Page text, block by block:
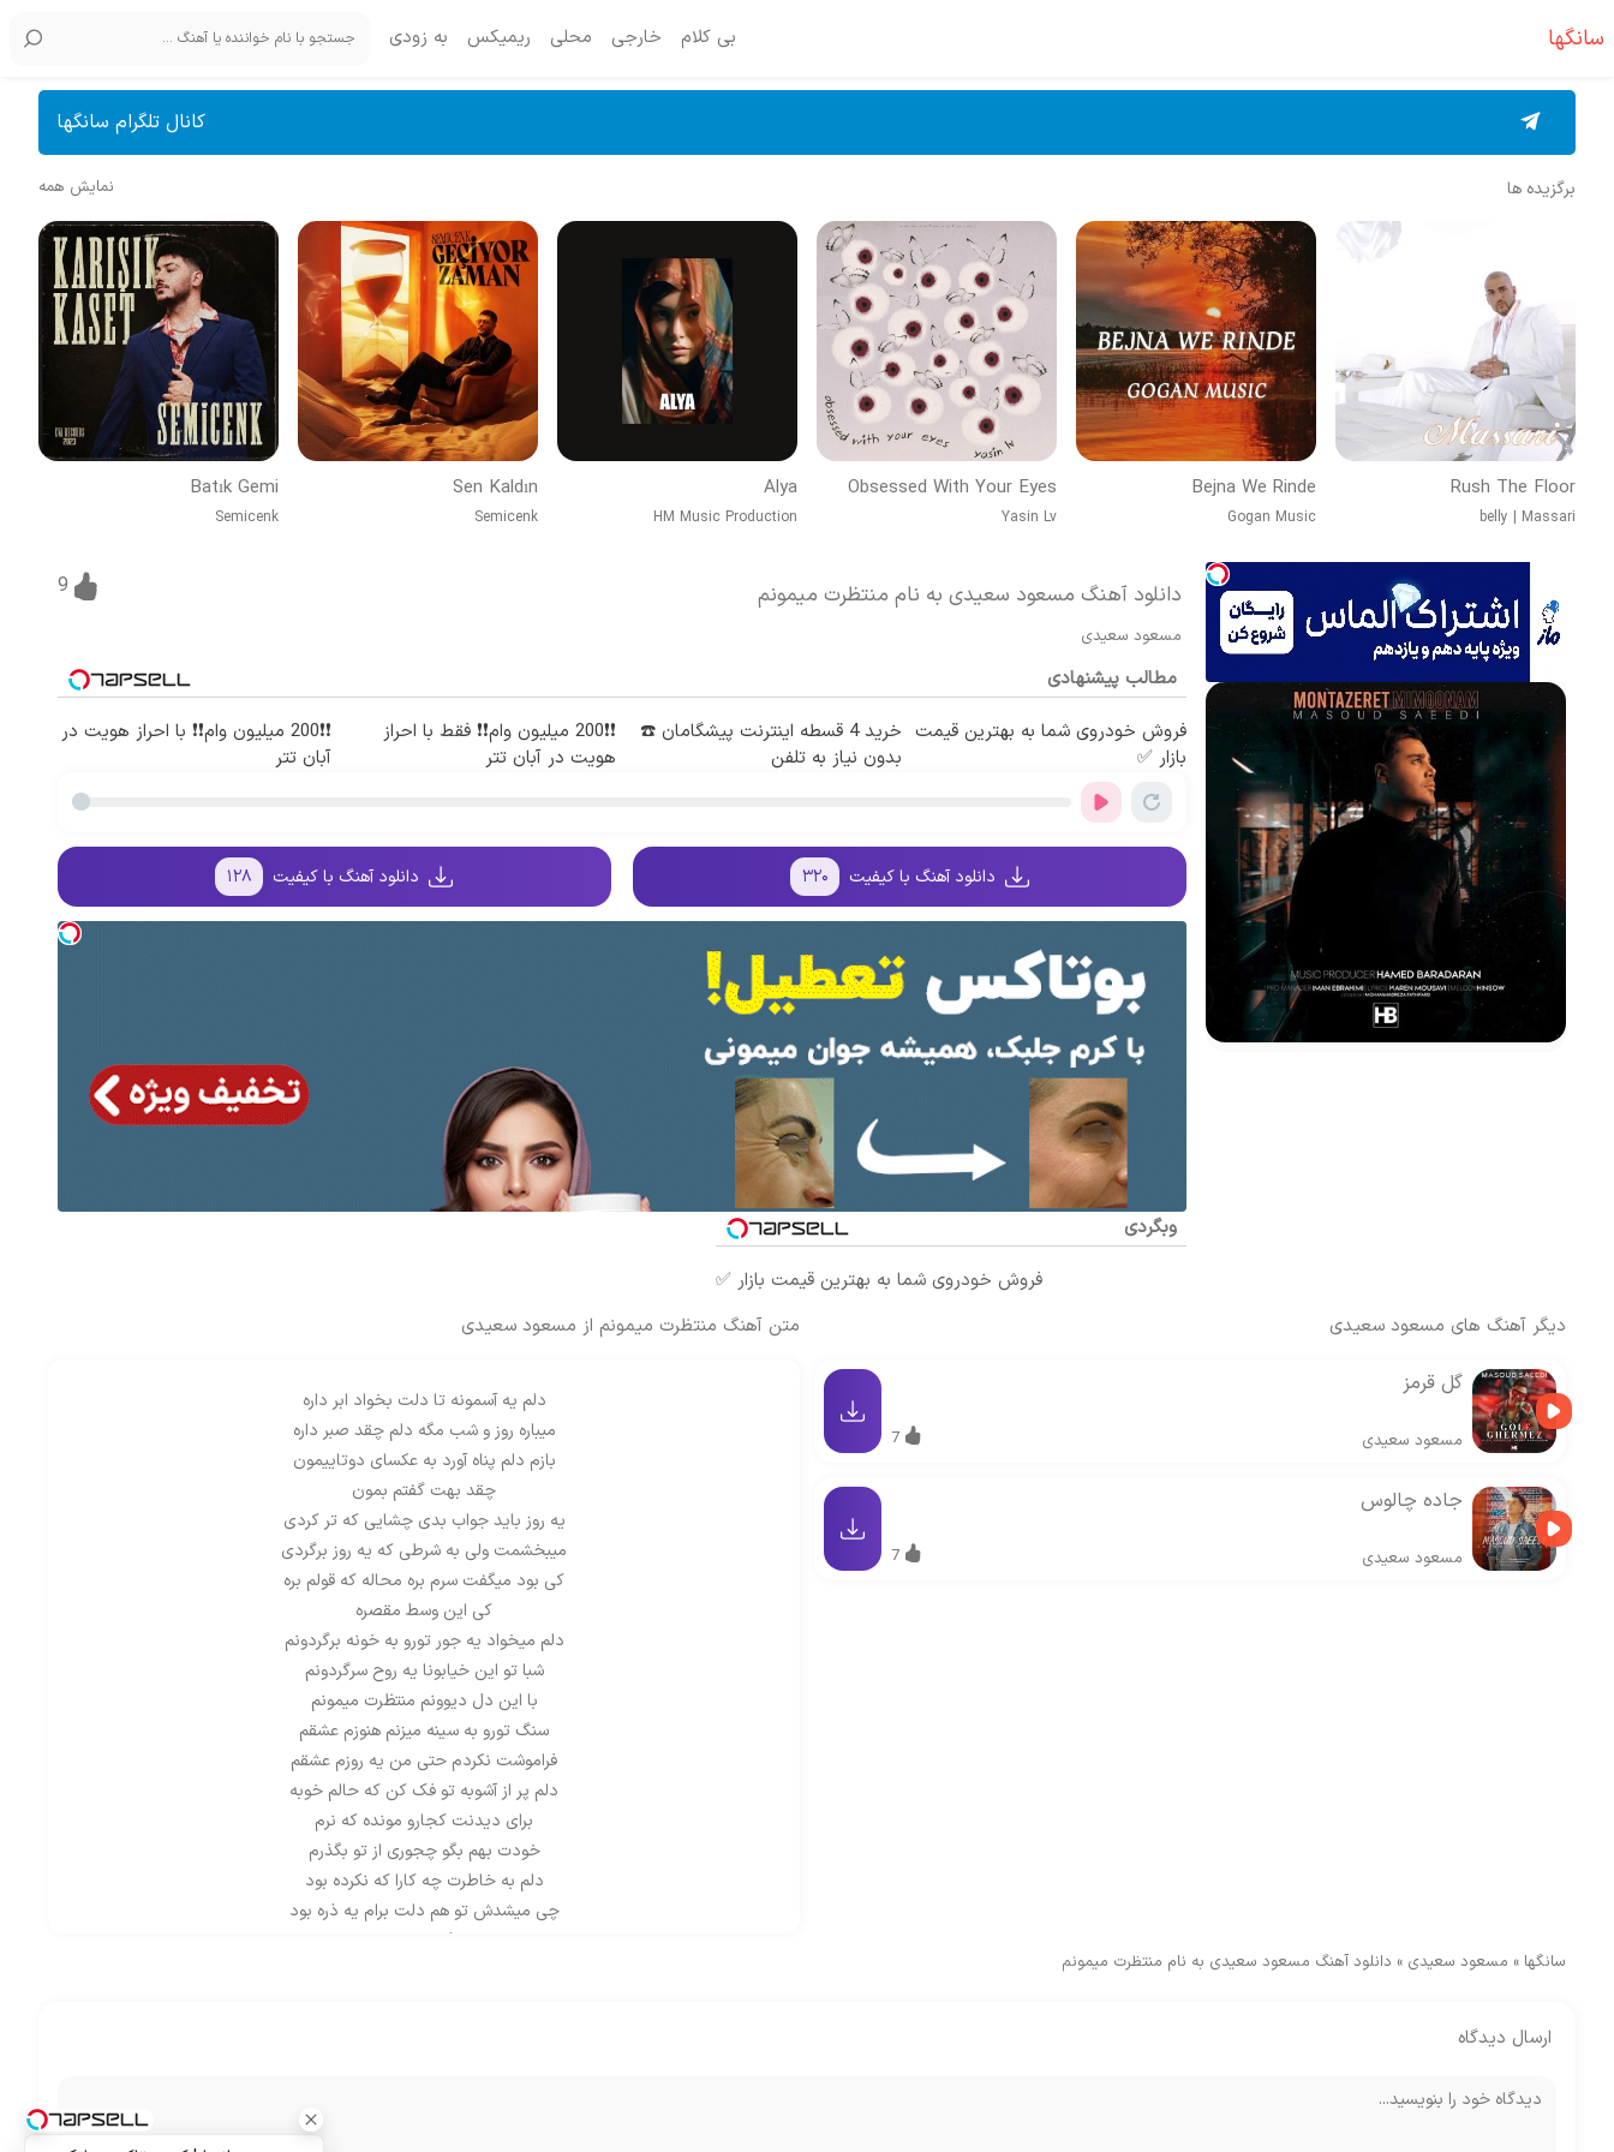
سانگها بی کلام خارجی محلی ریمیکس به زودی
کانال تلگرام سانگها
برگزیده ها نمایش همه
Rush The Floor
belly | Massari
Bejna We Rinde
Gogan Music
Obsessed With Your Eyes
Yasin Lv
Alya
HM Music Production
Sen Kaldın
Semicenk
Batık Gemi
Semicenk
دانلود آهنگ مسعود سعیدی به نام منتظرت میمونم
مسعود سعیدی
9
مطالب پیشنهادی
فروش خودروی شما به بهترین قیمت
بازار ✅
خرید 4 قسطه اینترنت پیشگامان ☎️
بدون نیاز به تلفن
❗❗200 میلیون وام❗❗ فقط با احراز
هویت در آبان تتر
❗❗200 میلیون وام❗❗ با احراز هویت در
آبان تتر
دانلود آهنگ با کیفیت ۳۲۰ دانلود آهنگ با کیفیت ۱۲۸
وبگردی
فروش خودروی شما به بهترین قیمت بازار ✅
متن آهنگ منتظرت میمونم از مسعود سعیدی
دلم یه آسمونه تا دلت بخواد ابر داره
میباره روز و شب مگه دلم چقد صبر داره
بازم دلم پناه آورد به عکسای دوتاییمون
چقد بهت گفتم بمون
یه روز باید جواب بدی چشایی که تر کردی
میبخشمت ولی به شرطی که یه روز برگردی
کی بود میگفت سرم بره محاله که قولم بره
کی این وسط مقصره
دلم میخواد یه جور تورو به خونه برگردونم
شبا تو این خیابونا یه روح سرگردونم
با این دل دیوونم منتظرت میمونم
سنگ تورو به سینه میزنم هنوزم عشقم
فراموشت نکردم حتی من یه روزم عشقم
دلم پر از آشوبه تو فک کن که حالم خوبه
برای دیدنت کجارو مونده که نرم
خودت بهم بگو چجوری از تو بگذرم
دلم به خاطرت چه کارا که نکرده بود
چی میشدش تو هم دلت برام یه ذره بود
که برمیگشتی خیلی زود
دلم پر از آشوبه تو فک کن که حالم خوبه
دیگر آهنگ های مسعود سعیدی
گل قرمز
مسعود سعیدی 7
جاده چالوس
مسعود سعیدی 7
سانگها » مسعود سعیدی » دانلود آهنگ مسعود سعیدی به نام منتظرت میمونم
ارسال دیدگاه